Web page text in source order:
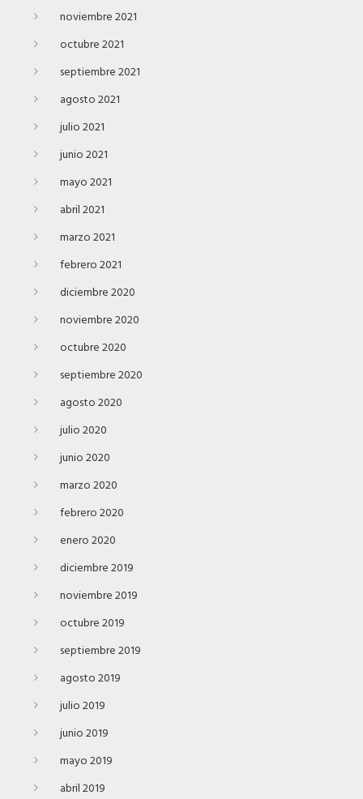
noviembre 2021
octubre 2021
septiembre 2021
agosto 2021
julio 2021
junio 2021
mayo 2021
abril 2021
marzo 2021
febrero 2021
diciembre 2020
noviembre 2020
octubre 2020
septiembre 2020
agosto 2020
julio 2020
junio 2020
marzo 2020
febrero 2020
enero 2020
diciembre 2019
noviembre 2019
octubre 2019
septiembre 2019
agosto 2019
julio 2019
junio 2019
mayo 2019
abril 2019